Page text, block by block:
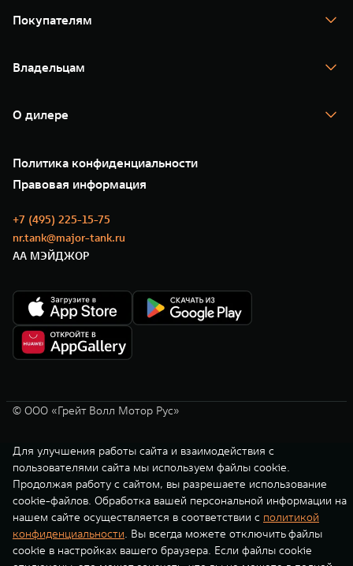
TANK 400
TANK 500
Покупателям
Тест-драйв
TANK Финансы
Корпоративным клиентам
Зарядные станции
Владельцам
Помощь на дороге
Новые цифровые сервисы TANK
Сервис
Нулевое ТО
Моторные масла
О дилере
35 лет GWM
GWM ТЕХ ДЕНЬ
Новости
Политика конфиденциальности
Правовая информация
+7 (495) 225-15-75
nr.tank@major-tank.ru
АА МЭЙДЖОР
© ООО «Грейт Волл Мотор Рус»
Для улучшения работы сайта и взаимодействия с
пользователями сайта мы используем файлы cookie.
Продолжая работу с сайтом, вы разрешаете использование
cookie-файлов. Обработка вашей персональной информации на
нашем сайте осуществляется в соответствии с политикой
конфиденциальности. Вы всегда можете отключить файлы
cookie в настройках вашего браузера. Если файлы cookie